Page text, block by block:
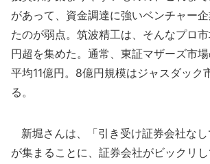
があって、資金調達に強いベンチャー
たのが弱点。筑波精工は、そんなプロ
円超を集めた。通常、東証マザーズ市
平均11億円。8億円規模はジャスダック
る。
新堀さんは、「引き受け証券会社な
が集まることに、証券会社がビックリ